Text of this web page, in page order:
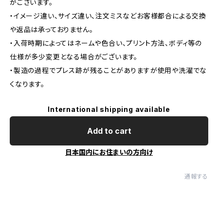
がございます。
・イメージ違い、サイズ違い、注文ミスなどお客様都合による交換
や返品は承っておりません。
・入荷時期によってはネームや色合い、プリント方法、ボディ等の
仕様が多少変更となる場合がございます。
・製造の過程でプレス跡が残ることがありますが使用や洗濯でな
くなります。
International shipping available
Add to cart
日本国内にお住まいの方向け
通報する